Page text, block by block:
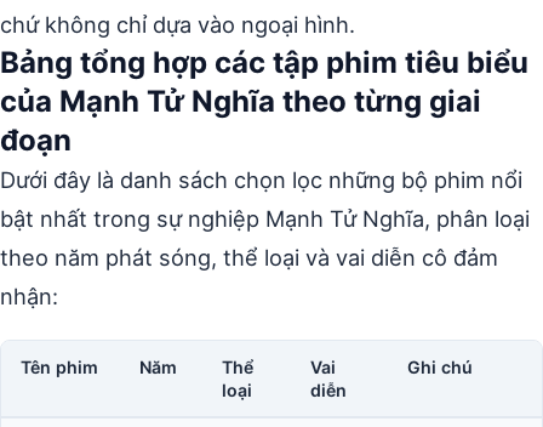
chứ không chỉ dựa vào ngoại hình.
Bảng tổng hợp các tập phim tiêu biểu
của Mạnh Tử Nghĩa theo từng giai
đoạn
Dưới đây là danh sách chọn lọc những bộ phim nổi
bật nhất trong sự nghiệp Mạnh Tử Nghĩa, phân loại
theo năm phát sóng, thể loại và vai diễn cô đảm
nhận:
Tên phim Năm
Thể
loại
Vai
diễn
Ghi chú